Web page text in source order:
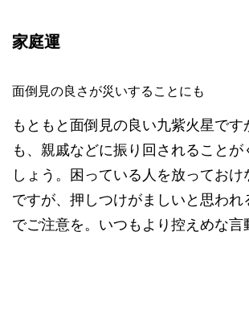
家庭運
面倒見の良さが災いすることにも
もともと面倒見の良い九紫火星です
も、親戚などに振り回されること
しょう。困っている人を放ってお
ですが、押しつけがましいと思われ
でご注意を。いつもより控えめな言